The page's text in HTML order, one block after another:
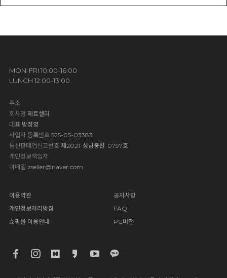
MON-FRI 10:00-16:00
LUNCH 12:00-13:00
주소
회사명 제트셀러
대표방정영
사업자 등록번호 525-05-03383
통신판매업신고번호 제2021-성남중원-0797호
개인정보책임자
이메일 zseller@naver.com
이용약관
개인정보처리방침
쇼핑몰 이용안내
공지사항
FAQ
PC버전